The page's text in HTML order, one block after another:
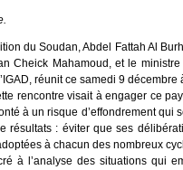
du Soudan, Abdel Fattah Al
Cheick Mahamoud, et le
réunit ce samedi 9
rencontre visait à engager ce
à un risque d’effondrement
résultats : éviter que ses
à chacun des nombreux
à l’analyse des situations qui